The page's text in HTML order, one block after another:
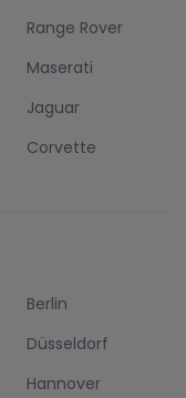
Range Rover
Maserati
Jaguar
Corvette
Berlin
Düsseldorf
Hannover